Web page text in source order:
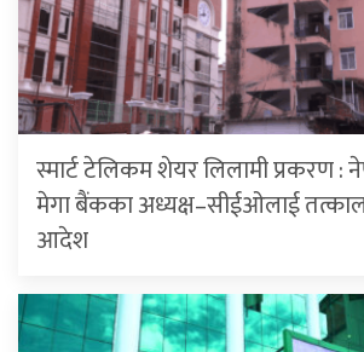
स्मार्ट टेलिकम शेयर लिलामी प्रकरण :
मेगा बैंकका अध्यक्ष–सीईओलाई तत्काल
आदेश